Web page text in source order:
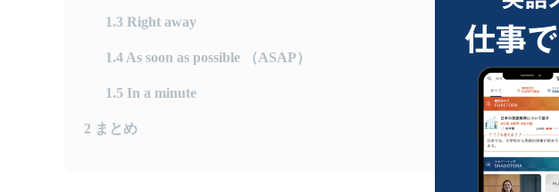
1.3 Right away
1.4 As soon as possible （ASAP）
1.5 In a minute
2 まとめ